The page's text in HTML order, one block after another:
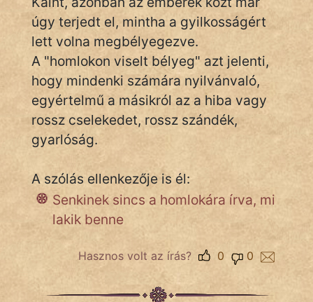
PSZICHO
ZENE
FILM
ÉLETMÓD
MAGYARSÁG
És
Népszerű szerzőink:
úgy terjedt el, mintha a gyilkosságért
lett volna megbélyegezve.
A "homlokon viselt bélyeg" azt jelenti,
hogy mindenki számára nyilvánvaló,
egyértelmű a másikról az a hiba vagy
rossz cselekedet, rossz szándék,
gyarlóság.
A szólás ellenkezője is él:
Senkinek sincs a homlokára írva, mi
lakik benne
Hasznos volt az írás? 0
0